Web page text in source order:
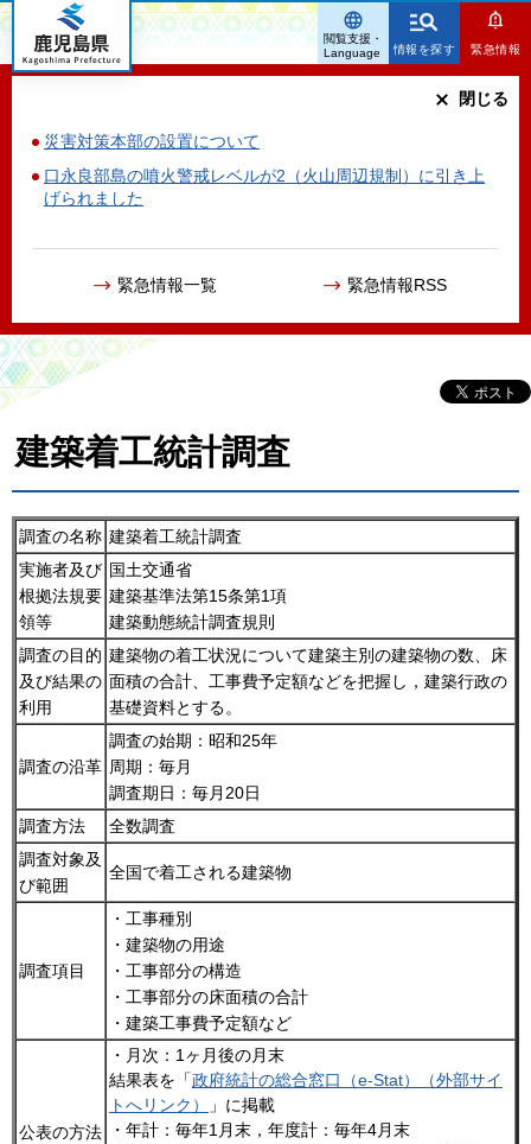
鹿児島県
情報を探す 緊急情報
災害対策本部の設置について
口永良部島の噴火警戒レベルが2（火山周辺規制）に引き上
げられました
緊急情報一覧 緊急情報RSS
閉じる
閲覧支援・
Language
建築着工統計調査
調査の名称 建築着工統計調査
実施者及び
根拠法規要
領等
国土交通省
建築基準法第15条第1項
建築動態統計調査規則
調査の目的
及び結果の
利用
建築物の着工状況について建築主別の建築物の数、床
面積の合計、工事費予定額などを把握し，建築行政の
基礎資料とする。
調査の沿革
調査の始期：昭和25年
周期：毎月
調査期日：毎月20日
調査方法
全数調査
調査対象及
び範囲
全国で着工される建築物
調査項目
・工事種別
・建築物の用途
・工事部分の構造
・工事部分の床面積の合計
・建築工事費予定額など
公表の方法
・月次：1ヶ月後の月末
結果表を「政府統計の総合窓口（e-Stat）（外部サイ
トへリンク）
」に掲載
・年計：毎年1月末，年度計：毎年4月末